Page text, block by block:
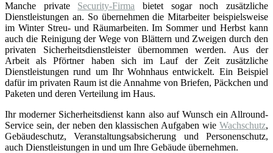
Manche private Security-Firma bietet sogar noch zusätzliche
Dienstleistungen an. So übernehmen die Mitarbeiter beispielsweise
im Winter Streu- und Räumarbeiten. Im Sommer und Herbst kann
auch die Reinigung der Wege von Blättern und Zweigen durch den
privaten Sicherheitsdienstleister übernommen werden. Aus der
Arbeit als Pförtner haben sich im Lauf der Zeit zusätzliche
Dienstleistungen rund um Ihr Wohnhaus entwickelt. Ein Beispiel
dafür im privaten Raum ist die Annahme von Briefen, Päckchen und
Paketen und deren Verteilung im Haus.
Ihr moderner Sicherheitsdienst kann also auf Wunsch ein Allround-
Service sein, der neben den klassischen Aufgaben wie Wachschutz,
Gebäudeschutz, Veranstaltungsabsicherung und Personenschutz,
auch Dienstleistungen in und um Ihre Gebäude übernehmen.